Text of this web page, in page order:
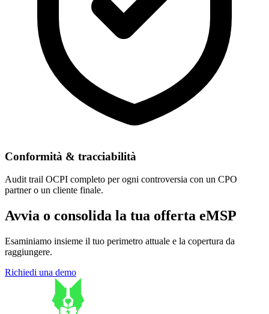
Conformità & tracciabilità
Audit trail OCPI completo per ogni controversia con un CPO
partner o un cliente finale.
Avvia o consolida la tua offerta eMSP
Esaminiamo insieme il tuo perimetro attuale e la copertura da
raggiungere.
Richiedi una demo